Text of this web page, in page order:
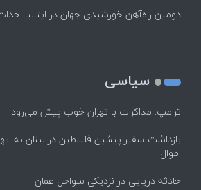
دومین راه‌آهن خورشیدی جهان در ایتالیا
سیاسی
ترامپ: مذاکرات با تهران خوب پیش می‌رود
بازداشت سفیر پیشین فلسطین در لبنان به
اموال
حادثه دریایی در نزدیکی سواحل عمان